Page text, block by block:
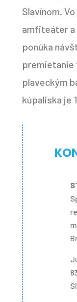
Slavínom.
amfiteáter a
ponúka
premietanie
plaveckým
kúpaliska je